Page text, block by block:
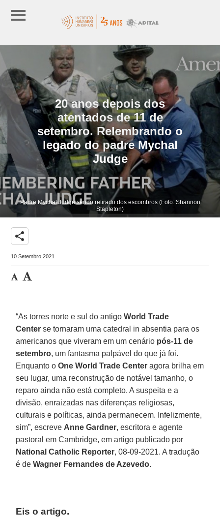
20 anos depois dos
atentados de 11 de
setembro. Relembrando o
legado do padre Mychal
Judge
Padre Mychal Judge sendo retirado dos escombros (Foto: Shannon
Stapleton)
share
10 Setembro 2021
“As torres norte e sul do antigoWorld Trade
Center se tornaram uma catedral in absentia para os
americanos que viveram em um cenário pós-11 de
setembro, um fantasma palpável do que já foi.
Enquanto oOne World Trade Center agora brilha em
seu lugar, uma reconstrução de notável tamanho, o
reparo ainda não está completo. A suspeita e a
divisão, enraizadas nas diferenças religiosas,
culturais e políticas, ainda permanecem. Infelizmente,
sim”, escreve Anne Gardner, escritora e agente
pastoral em Cambridge, em artigo publicado por
National Catholic Reporter, 08-09-2021. A tradução
é deWagner Fernandes de Azevedo.
Eis o artigo.